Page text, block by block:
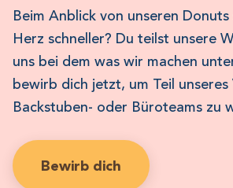
Beim Anblick von unseren
Herz schneller? Du teilst unsere
uns bei dem was wir machen
bewirb dich jetzt, um Teil unseres
Backstuben- oder Büroteams zu
Bewirb dich